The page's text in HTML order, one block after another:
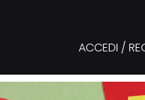
ACCEDI /